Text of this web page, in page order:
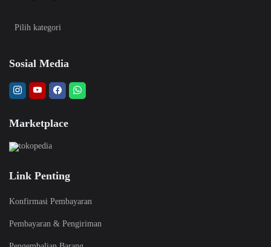
Sosial Media
Marketplace
Link Penting
Konfirmasi Pembayaran
Pembayaran & Pengiriman